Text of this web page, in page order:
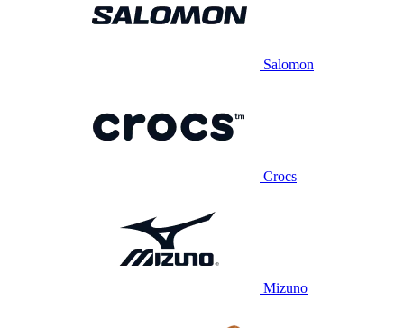
Salomon
Crocs
Mizuno